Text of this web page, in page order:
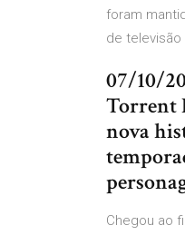
foram
de televisão
07/10/
Torrent
nova
Chegou ao